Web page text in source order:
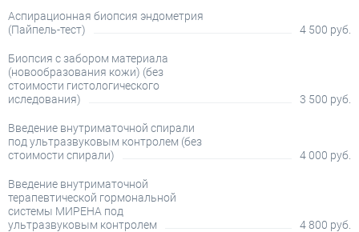
Аспирационная биопсия эндометрия
(Пайпель-тест)
4 500 руб.
Биопсия с забором материала
(новообразования кожи) (без
стоимости гистологического
иследования)
3 500 руб.
Введение внутриматочной спирали
под ультразвуковым контролем (без
стоимости спирали)
4 000 руб.
Введение внутриматочной
терапевтической гормональной
системы МИРЕНА под
ультразвуковым контролем
4 800 руб.